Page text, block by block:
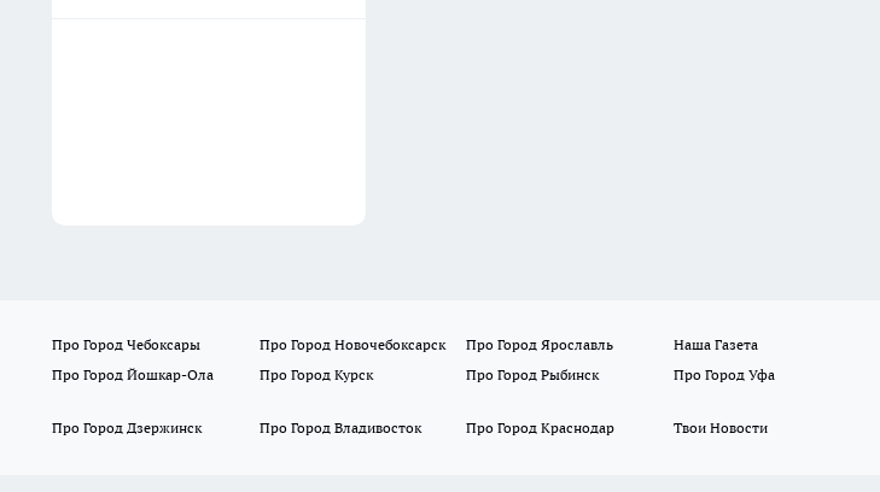
Про Город Чебоксары Про Город Новочебоксарск Про Город Ярославль Наша Газета
Про Город Йошкар-Ола
Про Город Курск Про Город Рыбинск Про Город Уфа
Про Город Дзержинск
Про Город Владивосток Про Город Краснодар Твои Новости